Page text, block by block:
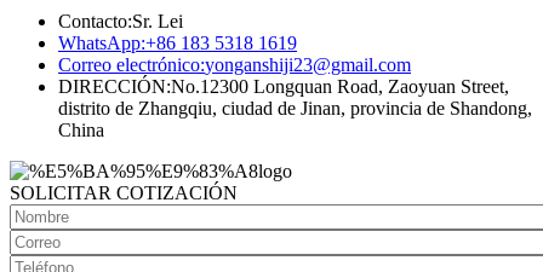
Contacto:Sr. Lei
WhatsApp:+86 183 5318 1619
Correo electrónico:yonganshiji23@gmail.com
DIRECCIÓN:No.12300 Longquan Road, Zaoyuan Street,
distrito de Zhangqiu, ciudad de Jinan, provincia de Shandong,
China
SOLICITAR COTIZACIÓN